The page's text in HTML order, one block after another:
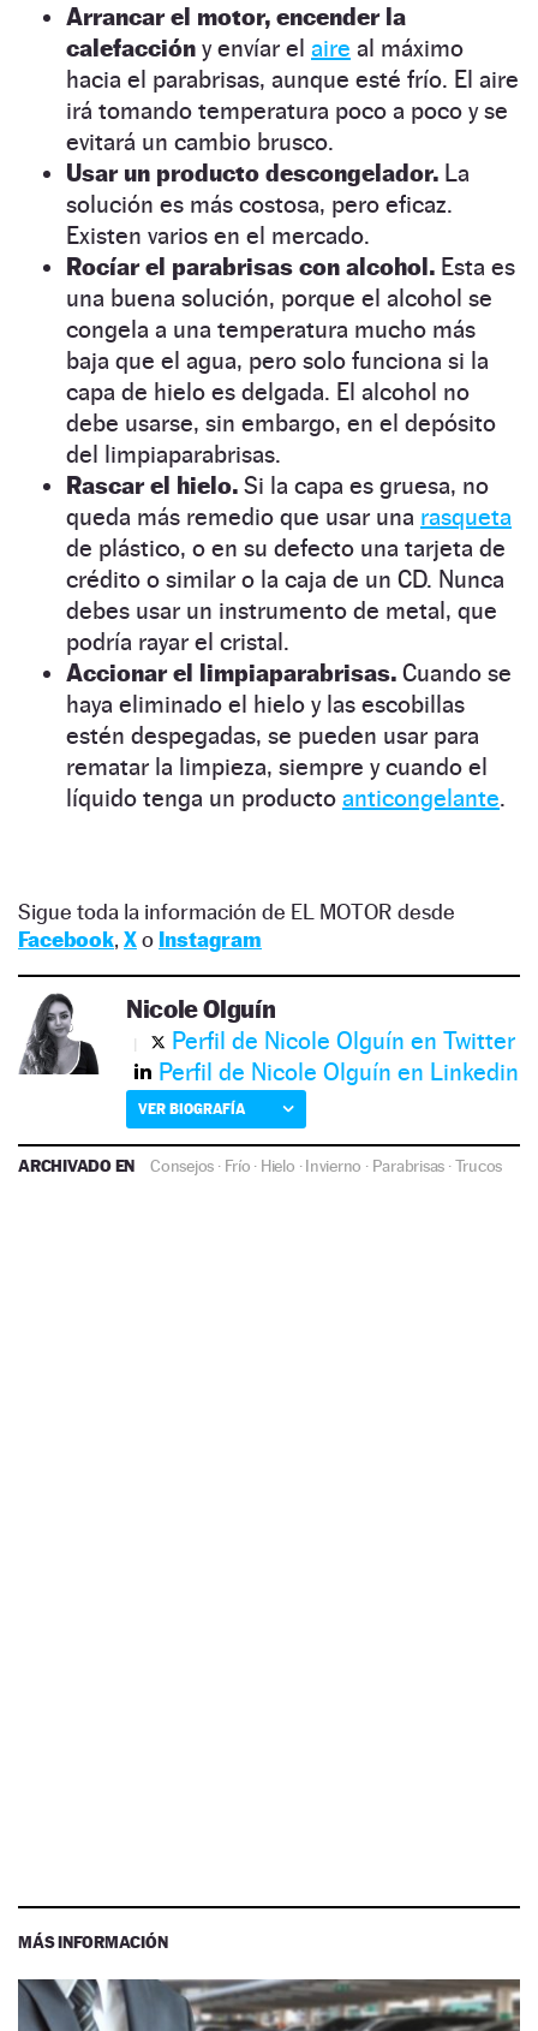
Arrancar el motor, encender la
calefacción y envíar el aire al máximo
hacia el parabrisas, aunque esté frío. El aire
irá tomando temperatura poco a poco y se
evitará un cambio brusco.
Usar un producto descongelador. La
solución es más costosa, pero eficaz.
Existen varios en el mercado.
Rocíar el parabrisas con alcohol. Esta es
una buena solución, porque el alcohol se
congela a una temperatura mucho más
baja que el agua, pero solo funciona si la
capa de hielo es delgada. El alcohol no
debe usarse, sin embargo, en el depósito
del limpiaparabrisas.
Rascar el hielo. Si la capa es gruesa, no
queda más remedio que usar una rasqueta
de plástico, o en su defecto una tarjeta de
crédito o similar o la caja de un CD. Nunca
debes usar un instrumento de metal, que
podría rayar el cristal.
Accionar el limpiaparabrisas. Cuando se
haya eliminado el hielo y las escobillas
estén despegadas, se pueden usar para
rematar la limpieza, siempre y cuando el
líquido tenga un producto anticongelante.
Sigue toda la información de EL MOTOR desde
Facebook, Xo Instagram
Nicole Olguín
Perfil de Nicole Olguín en Twitter
Perfil de Nicole Olguín en Linkedin
VER BIOGRAFÍA
ARCHIVADO EN Consejos · Frío · Hielo ·Invierno · Parabrisas ·Trucos
MÁS INFORMACIÓN